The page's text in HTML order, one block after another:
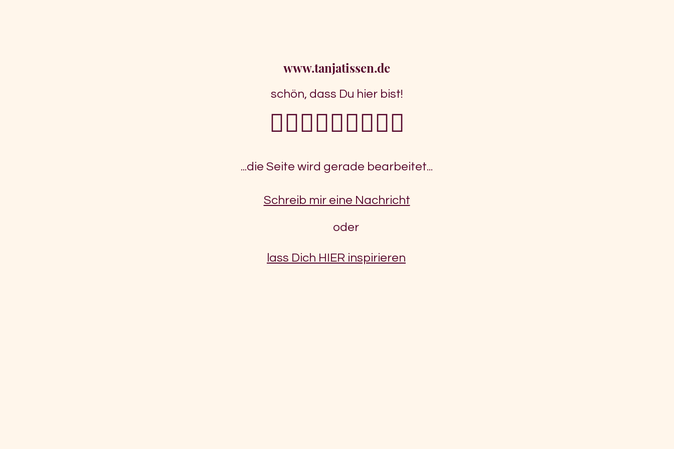
www.tanjatissen.de
schön, dass Du hier bist!
👷🏼‍♂️👷🏼‍♂️👷🏼‍♂️
...die Seite wird gerade bearbeitet...
Schreib mir eine Nachricht
oder
lass Dich HIER inspirieren